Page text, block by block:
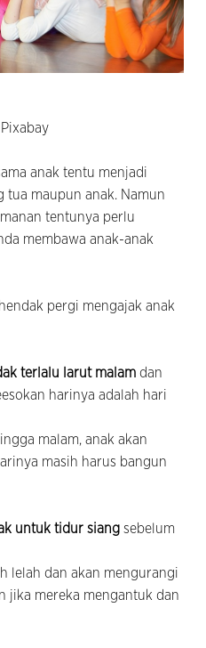
anak tentu menjadi
tua maupun anak. Namun
tentunya perlu
membawa anak-anak
pergi mengajak anak
terlalu larut malam dan
harinya adalah hari
malam, anak akan
masih harus bangun
untuk tidur siang sebelum
lelah dan akan mengurangi
jika mereka mengantuk dan